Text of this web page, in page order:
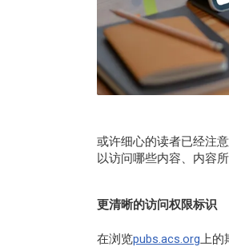
或许细心的读者已经注
以访问哪些内容、内容
更清晰的访问权限标识
在浏览pubs.acs.org上的